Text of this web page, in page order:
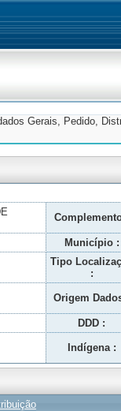
Gerais, Pedido,
Município :
Tipo
:
Origem
DDD :
Indígena :